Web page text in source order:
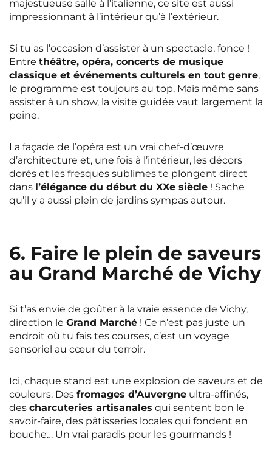
majestueuse salle à l’italienne, ce site est aussi
impressionnant à l’intérieur qu’à l’extérieur.
Si tu as l’occasion d’assister à un spectacle, fonce !
Entre théâtre, opéra, concerts de musique
classique et événements culturels en tout genre,
le programme est toujours au top. Mais même sans
assister à un show, la visite guidée vaut largement la
peine.
La façade de l’opéra est un vrai chef-d’œuvre
d’architecture et, une fois à l’intérieur, les décors
dorés et les fresques sublimes te plongent direct
dans l’élégance du début du XXe siècle ! Sache
qu’il y a aussi plein de jardins sympas autour.
6. Faire le plein de saveurs
au Grand Marché de Vichy
Si t’as envie de goûter à la vraie essence de Vichy,
direction le Grand Marché ! Ce n’est pas juste un
endroit où tu fais tes courses, c’est un voyage
sensoriel au cœur du terroir.
Ici, chaque stand est une explosion de saveurs et de
couleurs. Des fromages d’Auvergne ultra-affinés,
des charcuteries artisanales qui sentent bon le
savoir-faire, des pâtisseries locales qui fondent en
bouche… Un vrai paradis pour les gourmands !